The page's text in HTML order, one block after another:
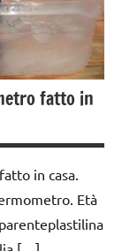
fatto in
in casa.
Età